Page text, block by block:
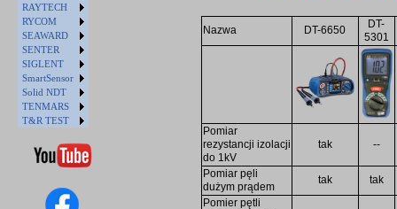
RAYTECH
RYCOM
SEAWARD
SENTER
SIGLENT
SmartSensor
Solid NDT
TENMARS
T&R TEST
Nazwa DT-6650
DT-
5301
Pomiar
rezystancji izolacji
do 1kV
tak --
Pomiar pęli
dużym prądem
tak
tak
Pomier pętli